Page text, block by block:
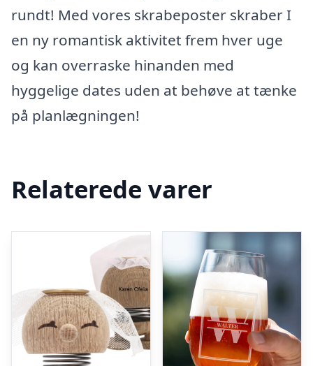
rundt! Med vores skrabeposter skraber I
en ny romantisk aktivitet frem hver uge
og kan overraske hinanden med
hyggelige dates uden at behøve at tænke
på planlægningen!
Relaterede varer